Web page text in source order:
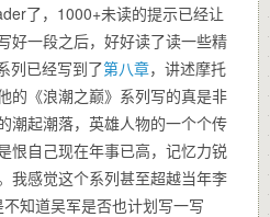
了，1000+未读的提示已经让
好一段之后，好好读了读一些精
列已经写到了第八章，讲述摩托
的《浪潮之巅》系列写的真是非
潮起潮落，英雄人物的一个个传
恨自己现在年事已高，记忆力锐
我感觉这个系列甚至超越当年李
知道吴军是否也计划写一写